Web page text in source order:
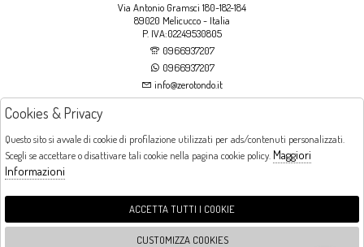
Via Antonio Gramsci 180-182-184
89020 Melicucco - Italia
P. IVA:02249530805
0966937207
0966937207
info@zerotondo.it
Orari di apertura
LUNEDI: CHIUSO LA MATTINA - DALLE 16:00 ALLE 20:00 DAL MARTEDI AL
Cookies & Privacy
Questo sito si avvale di cookie di profilazione utilizzati per ads/contenuti personalizzati.
Scegli se accettare o disattivare tali cookie nella pagina cookie policy. Maggiori
Informazioni
ACCETTA TUTTI I COOKIE
CUSTOMIZZA COOKIES